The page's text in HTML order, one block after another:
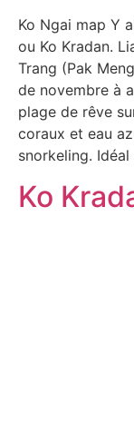
Ko Ngai map Y
ou Ko Kradan.
Trang (Pak
de novembre à
plage de rêve
coraux et eau
snorkeling.
Ko